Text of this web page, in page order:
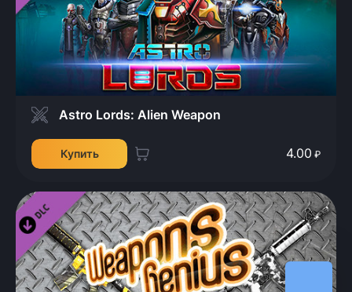
Astro Lords: Alien Weapon
Купить 4.00 ₽